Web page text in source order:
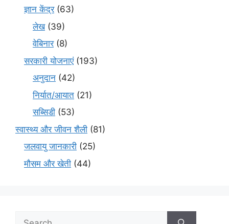
ज्ञान केंद्र(63)
लेख(39)
वेबिनार(8)
सरकारी योजनाएं(193)
अनुदान (42)
निर्यात/आयात (21)
सब्सिडी (53)
स्वास्थ्य और जीवन शैली (81)
जलवायु जानकारी (25)
मौसम और खेती (44)